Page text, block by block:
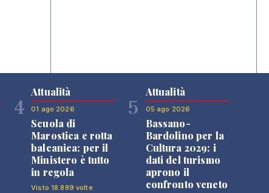
4
Attualità
01 ago 2026
Scuola di
Marostica e rotta
balcanica: per il
Ministero è tutto
in regola
Visto 18.889 volte
5
Attualità
05 ago 2026
Bassano-
Bardolino per la
Cultura 2029: i
dati del turismo
aprono il
confronto veneto